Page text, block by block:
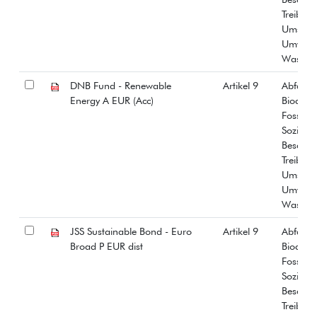
Umwelt
Wasser
DNB Fund - Renewable
Energy A EUR (Acc)
Artikel 9
Abfall
Fossiles
Umwelt
Wasser
JSS Sustainable Bond - Euro
Broad P EUR dist
Artikel 9
Abfall
Fossiles